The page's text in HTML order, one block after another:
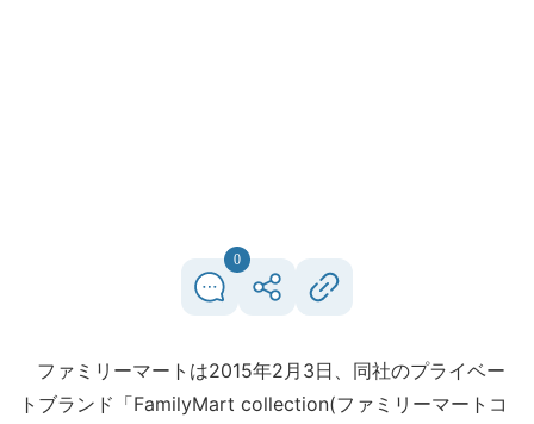
0
ファミリーマートは2015年2月3日、同社のプライベー
トブランド「FamilyMart collection(ファミリーマートコ